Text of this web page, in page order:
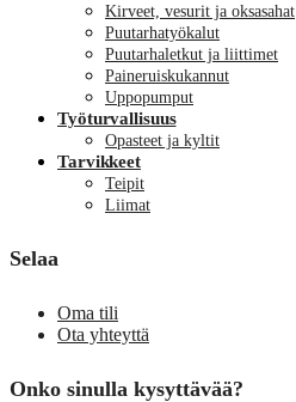
Kirveet, vesurit ja oksasahat
Puutarhatyökalut
Puutarhaletkut ja liittimet
Paineruiskukannut
Uppopumput
Työturvallisuus
Opasteet ja kyltit
Tarvikkeet
Teipit
Liimat
Selaa
Oma tili
Ota yhteyttä
Onko sinulla kysyttävää?